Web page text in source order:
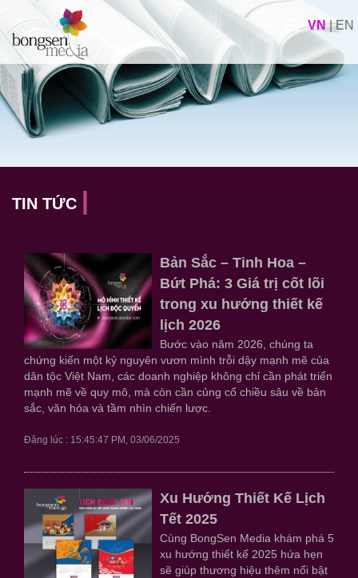
VN | EN
TIN TỨC
Bản Sắc – Tinh Hoa –
Bứt Phá: 3 Giá trị cốt lõi
trong xu hướng thiết kế
lịch 2026
Bước vào năm 2026, chúng ta
chứng kiến một kỷ nguyên vươn mình trỗi dậy mạnh mẽ của
dân tộc Việt Nam, các doanh nghiệp không chỉ cần phát triển
mạnh mẽ về quy mô, mà còn cần củng cố chiều sâu về bản
sắc, văn hóa và tầm nhìn chiến lược.
Đăng lúc : 15:45:47 PM, 03/06/2025
Xu Hướng Thiết Kế Lịch
Tết 2025
Cùng BongSen Media khám phá 5
xu hướng thiết kế 2025 hứa hẹn
sẽ giúp thương hiệu thêm nổi bật